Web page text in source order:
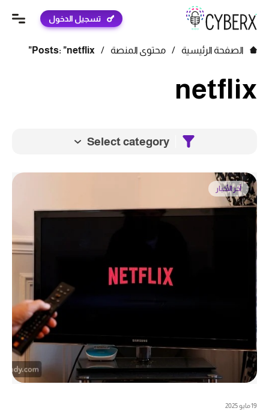
تسجيل الدخول
الصفحة الرئيسية / محتوى المنصة /
Posts: "netflix"
netflix
Select category
آخر الأخبار
19 مايو 2025